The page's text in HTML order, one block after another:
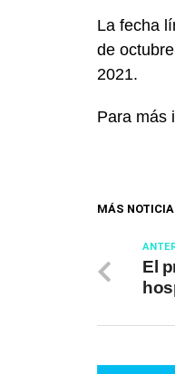
La fecha
de
2021.
Para más
MÁS
El